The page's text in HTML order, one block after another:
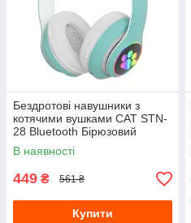
Бездротові навушники з
котячими вушками CAT STN-
28 Bluetooth Бірюзовий
В наявності
449 ₴ 561 ₴
Купити